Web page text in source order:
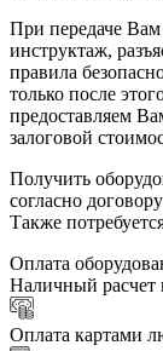
При передаче
инструктаж,
правила
только после
предоставляем
залоговой
Получить
согласно
Также
Оплата
Наличный расчет
Оплата картами